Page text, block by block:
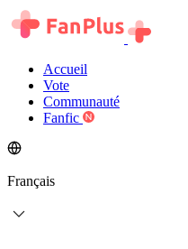
Accueil
Vote
Communauté
Fanfic
Français